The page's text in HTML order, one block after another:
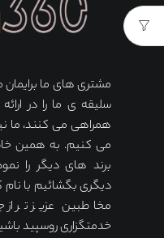
مشتری های ما
سلیقه ی ما را در
همراهی می کنند، ما
می کنیم. به همین
برند های دیگر را
مخاطبین عزیز تر از
خدمتگزاری روسپید